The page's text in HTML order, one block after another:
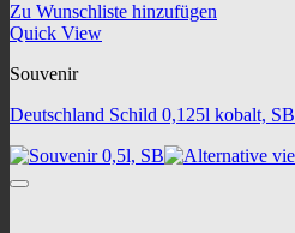
Zu Wunschliste hinzufügen
Quick View
Souvenir
Deutschland Schild 0,125l kobalt, SB